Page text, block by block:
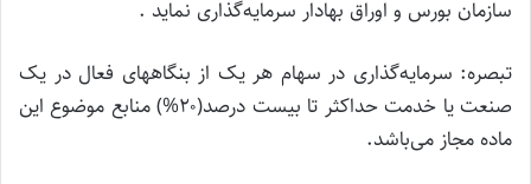
سازمان بورس و اوراق بهادار سرمایه‌گذاری نماید .
تبصره: سرمایه‌گذاری در سهام هر یک از بنگاههای فعال در یک
صنعت یا خدمت حداکثر تا بیست درصد(۲۰%) منابع موضوع این
ماده مجاز می‌باشد.